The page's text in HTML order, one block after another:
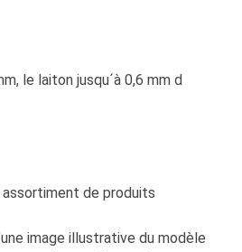
le laiton jusqu´à 0,6 mm d
assortiment de produits
image illustrative du modèle